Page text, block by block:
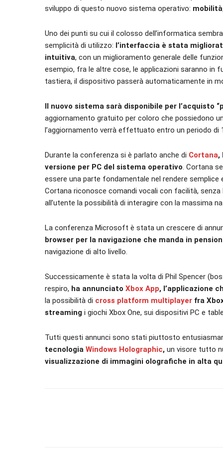
sviluppo di questo nuovo sistema operativo:
Uno dei punti su cui il colosso dell’informatica
semplicità di utilizzo: l’interfaccia è stata
intuitiva, con un miglioramento generale delle
esempio, fra le altre cose, le applicazioni saranno in
tastiera, il dispositivo passerà automaticamente in
Il nuovo sistema sarà disponibile per l’acquisto
aggiornamento gratuito per coloro che possiedono
l’aggiornamento verrà effettuato entro un periodo di
Durante la conferenza si è parlato anche di Cortana,
versione per PC del sistema operativo. Cortana
essere una parte fondamentale nel rendere
Cortana riconosce comandi vocali con facilità,
all’utente la possibilità di interagire con la massima
La conferenza Microsoft è stata un crescere di
browser per la navigazione che manda in
navigazione di alto livello.
Successicamente è stata la volta di Phil Spencer
respiro, ha annunciato Xbox App, l’applicazione
la possibilità di cross platform multiplayer fra
streaming i giochi Xbox One, sui dispositivi PC e
Tutti questi annunci sono stati piuttosto
tecnologia Windows Holographic, un visore tutto
visualizzazione di immagini olografiche in alta